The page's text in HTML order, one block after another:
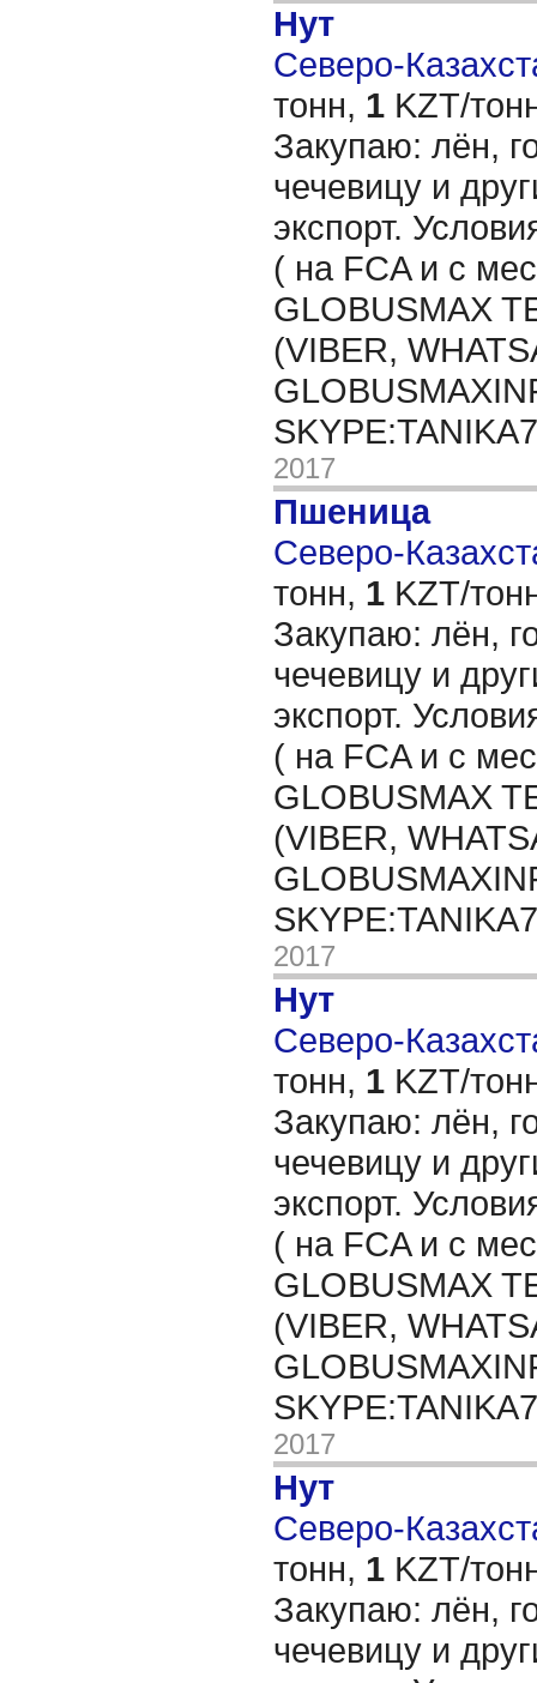
Нут
Северо-
тонн, 1 KZT/
Закупаю: лён,
чечевицу и
экспорт.
( на FCA и с
GLOBUSMAX
(VIBER,
2017
Пшеница
Северо-
тонн, 1 KZT/
Закупаю: лён,
чечевицу и
экспорт.
( на FCA и с
GLOBUSMAX
(VIBER,
2017
Нут
Северо-
тонн, 1 KZT/
Закупаю: лён,
чечевицу и
экспорт.
( на FCA и с
GLOBUSMAX
(VIBER,
2017
Нут
Северо-
тонн, 1 KZT/
Закупаю: лён,
чечевицу и